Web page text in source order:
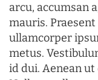
arcu, accumsan
mauris.
ullamcorper
metus.
id dui. Aenean